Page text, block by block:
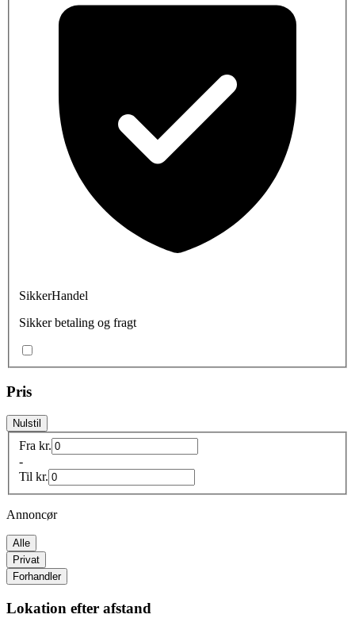
SikkerHandel
Sikker betaling og fragt
Pris
Nulstil
Fra kr.
-
Til kr.
Annoncør
Alle
Privat
Forhandler
Lokation efter afstand